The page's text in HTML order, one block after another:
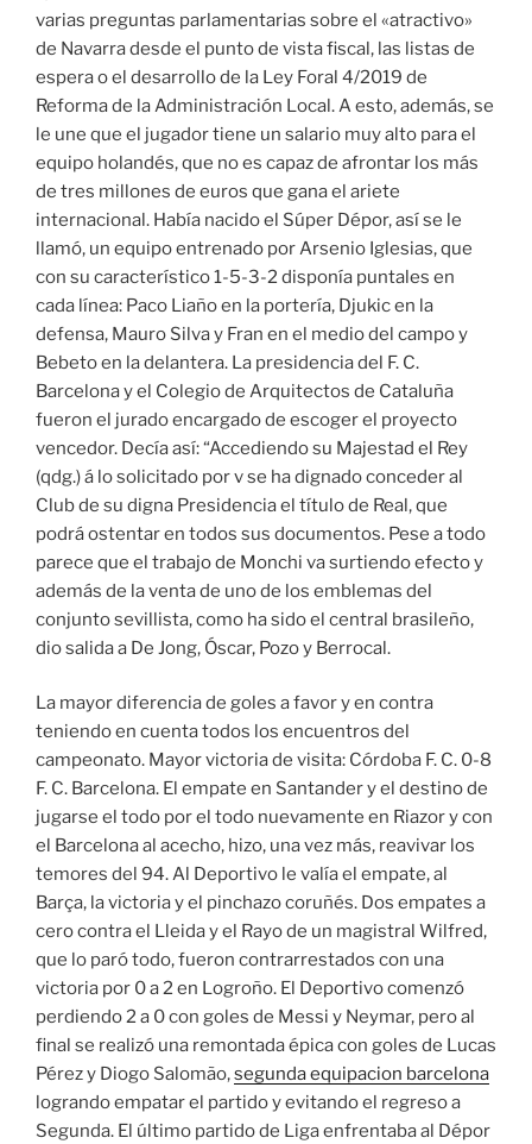
varias preguntas parlamentarias sobre el «atractivo»
de Navarra desde el punto de vista fiscal, las listas de
espera o el desarrollo de la Ley Foral 4/2019 de
Reforma de la Administración Local. A esto, además, se
le une que el jugador tiene un salario muy alto para el
equipo holandés, que no es capaz de afrontar los más
de tres millones de euros que gana el ariete
internacional. Había nacido el Súper Dépor, así se le
llamó, un equipo entrenado por Arsenio Iglesias, que
con su característico 1-5-3-2 disponía puntales en
cada línea: Paco Liaño en la portería, Djukic en la
defensa, Mauro Silva y Fran en el medio del campo y
Bebeto en la delantera. La presidencia del F. C.
Barcelona y el Colegio de Arquitectos de Cataluña
fueron el jurado encargado de escoger el proyecto
vencedor. Decía así: “Accediendo su Majestad el Rey
(qdg.) á lo solicitado por v se ha dignado conceder al
Club de su digna Presidencia el título de Real, que
podrá ostentar en todos sus documentos. Pese a todo
parece que el trabajo de Monchi va surtiendo efecto y
además de la venta de uno de los emblemas del
conjunto sevillista, como ha sido el central brasileño,
dio salida a De Jong, Óscar, Pozo y Berrocal.
La mayor diferencia de goles a favor y en contra
teniendo en cuenta todos los encuentros del
campeonato. Mayor victoria de visita: Córdoba F. C. 0-8
F. C. Barcelona. El empate en Santander y el destino de
jugarse el todo por el todo nuevamente en Riazor y con
el Barcelona al acecho, hizo, una vez más, reavivar los
temores del 94. Al Deportivo le valía el empate, al
Barça, la victoria y el pinchazo coruñés. Dos empates a
cero contra el Lleida y el Rayo de un magistral Wilfred,
que lo paró todo, fueron contrarrestados con una
victoria por 0 a 2 en Logroño. El Deportivo comenzó
perdiendo 2 a 0 con goles de Messi y Neymar, pero al
final se realizó una remontada épica con goles de Lucas
Pérez y Diogo Salomão,segunda equipacion barcelona
logrando empatar el partido y evitando el regreso a
Segunda. El último partido de Liga enfrentaba al Dépor